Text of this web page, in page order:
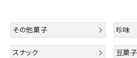
tune絞り込んで検索する
その他菓子
珍味
スナック 豆菓子